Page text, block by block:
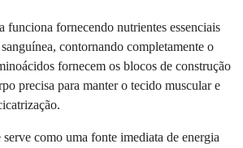
funciona fornecendo nutrientes essenciais
contornando completamente o
fornecem os blocos de construção
precisa para manter o tecido muscular e
como uma fonte imediata de energia